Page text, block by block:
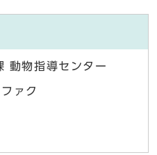
動物指導センター
ァク